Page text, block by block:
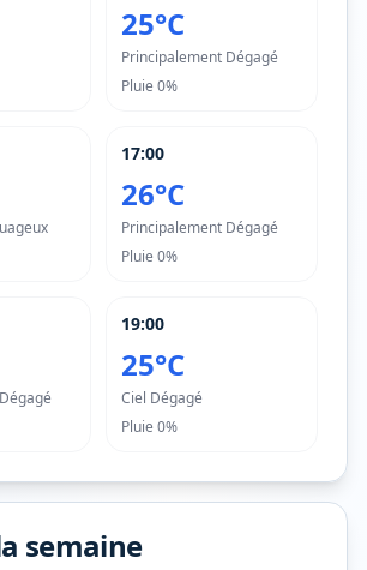
25°C
Principalement Dégagé
Pluie 0%
17:00
26°C
Principalement Dégagé
Pluie 0%
19:00
25°C
Ciel Dégagé
Pluie 0%
semaine